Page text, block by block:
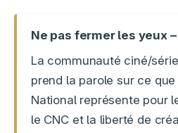
Ne pas fermer les yeux
La communauté ciné/
prend la parole sur ce
National représente pour
le CNC et la liberté de